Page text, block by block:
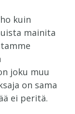
kuin
mainita
joku muu
on sama
ei peritä.